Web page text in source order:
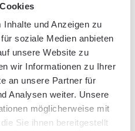
und Anzeigen zu
soziale Medien anbieten
unsere Website zu
wir Informationen zu Ihrer
an unsere Partner für
Analysen weiter. Unsere
möglicherweise mit
Sie ihnen bereitgestellt
Hypertonie):
erhöhten Widerstand
Undichte oder
das Herz.
(Kardiomyopathien):
den Herzmuskel
hypertrophe